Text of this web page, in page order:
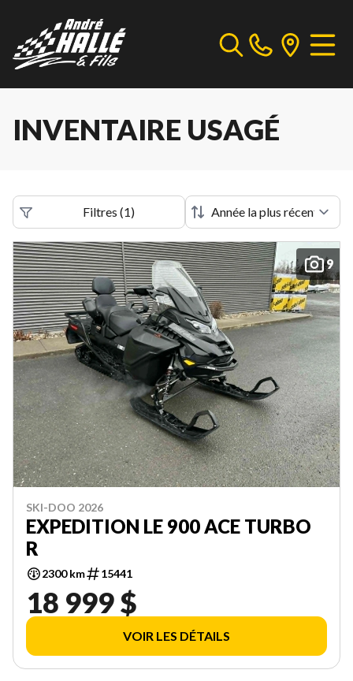
INVENTAIRE USAGÉ
Filtres (1)
9
SKI-DOO 2026
EXPEDITION LE 900 ACE TURBO
R
2300 km 15441
18 999 $
VOIR LES DÉTAILS